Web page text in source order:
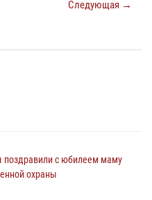
Следующая →
поздравили с юбилеем маму
охраны